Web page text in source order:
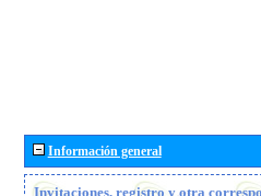
Información general
Invitaciones, registro y otra